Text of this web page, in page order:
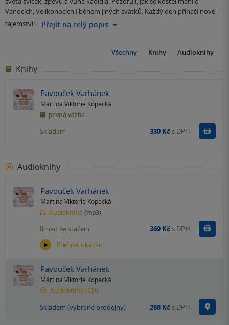
Vánocích, Velikonocích i během jiných svátků. Každý den přináší nové
tajemství!… Přejít na celý popis
Všechny Knihy Audioknihy
Knihy
Pavouček Varhánek
Martina Viktorie Kopecká
pevná vazba
Skladem 330 Kč s DPH
Audioknihy
Pavouček Varhánek
Martina Viktorie Kopecká
Audiokniha (mp3)
Přehrát ukázku
Ihned ke stažení 369 Kč s DPH Koupit
Pavouček Varhánek
Martina Viktorie Kopecká
Audiokniha (CD)
Skladem (vybrané prodejny) 268 Kč s DPH